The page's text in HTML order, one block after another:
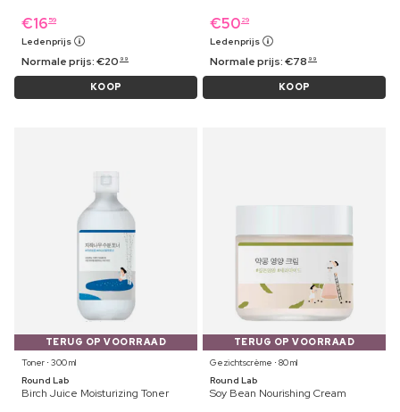
€16 59
Ledenprijs
Normale prijs:€20 99
KOOP
€50 29
Ledenprijs
Normale prijs:€78 99
KOOP
TERUG OP VOORRAAD
Toner ⋅ 300 ml
Round Lab
Birch Juice Moisturizing Toner
TERUG OP VOORRAAD
Gezichtscrème ⋅ 80 ml
Round Lab
Soy Bean Nourishing Cream